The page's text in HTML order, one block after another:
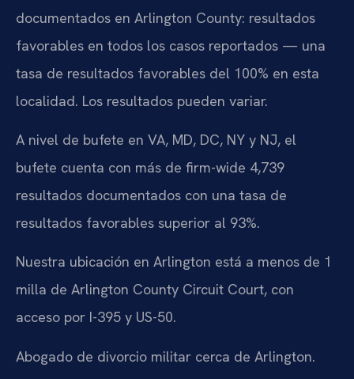
documentados en Arlington County: resultados
favorables en todos los casos reportados — una
tasa de resultados favorables del 100% en esta
localidad. Los resultados pueden variar.
A nivel de bufete en VA, MD, DC, NY y NJ, el
bufete cuenta con más de firm-wide 4,739
resultados documentados con una tasa de
resultados favorables superior al 93%.
Nuestra ubicación en Arlington está a menos de 1
milla de Arlington County Circuit Court, con
acceso por I-395 y US-50.
Abogado de divorcio militar cerca de Arlington.